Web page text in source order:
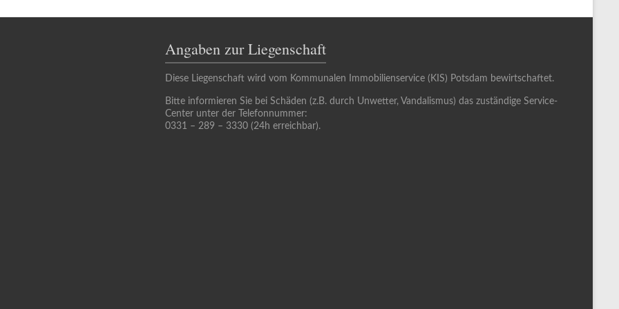
Angaben zur Liegenschaft
Diese Liegenschaft wird vom Kommunalen Immobilienservice (KIS) Potsdam bewirtschaftet.
Bitte informieren Sie bei Schäden (z.B. durch Unwetter, Vandalismus) das zuständige Service-
Center unter der Telefonnummer:
0331 – 289 – 3330 (24h erreichbar).